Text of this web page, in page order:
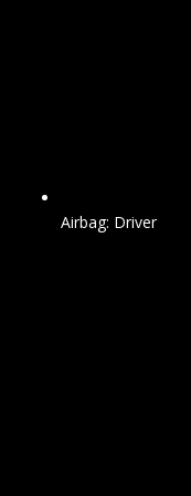
Airbag: Driver